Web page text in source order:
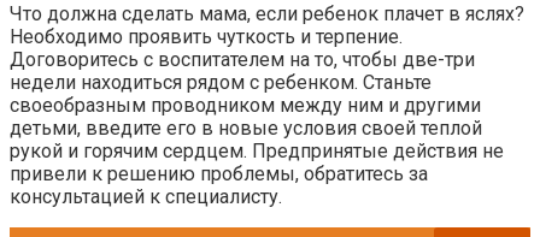
Что должна сделать мама, если ребенок плачет в яслях?
Необходимо проявить чуткость и терпение.
Договоритесь с воспитателем на то, чтобы две-три
недели находиться рядом с ребенком. Станьте
своеобразным проводником между ним и другими
детьми, введите его в новые условия своей теплой
рукой и горячим сердцем. Предпринятые действия не
привели к решению проблемы, обратитесь за
консультацией к специалисту.